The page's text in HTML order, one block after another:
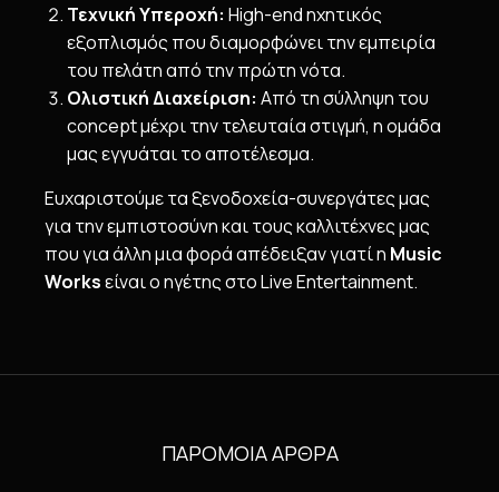
Τεχνική Υπεροχή: High-end ηχητικός
εξοπλισμός που διαμορφώνει την εμπειρία
του πελάτη από την πρώτη νότα.
Ολιστική Διαχείριση: Από τη σύλληψη του
concept μέχρι την τελευταία στιγμή, η ομάδα
μας εγγυάται το αποτέλεσμα.
Ευχαριστούμε τα ξενοδοχεία-συνεργάτες μας
για την εμπιστοσύνη και τους καλλιτέχνες μας
που για άλλη μια φορά απέδειξαν γιατί η Music
Worksείναι ο ηγέτης στο Live Entertainment.
ΠΑΡΟΜΟΙΑ ΑΡΘΡΑ